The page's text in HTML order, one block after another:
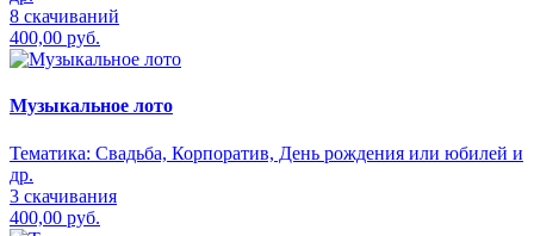
8 скачиваний
400,00 руб.
Музыкальное лото
Тематика: Свадьба, Корпоратив, День рождения или юбилей и
др.
3 скачивания
400,00 руб.